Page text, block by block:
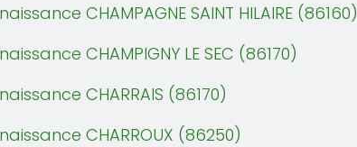
CHAMPAGNE SAINT HILAIRE (86160)
CHAMPIGNY LE SEC (86170)
CHARRAIS (86170)
CHARROUX (86250)